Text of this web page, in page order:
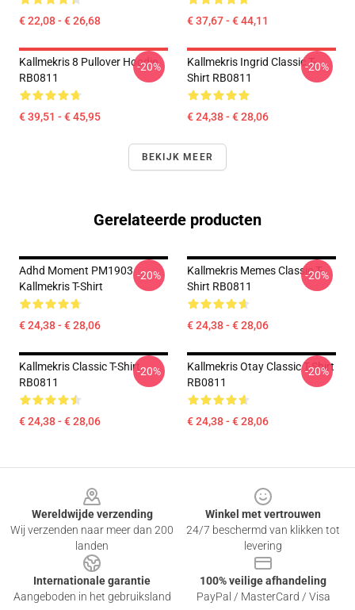
€ 22,08 - € 26,68 € 37,67 - € 44,11
Kallmekris 8 Pullover Hoodie
RB0811
€ 39,51 - € 45,95
-20%
Kallmekris Ingrid Classic T-
Shirt RB0811
€ 24,38 - € 28,06
-20%
BEKIJK MEER
Gerelateerde producten
Adhd Moment PM1903
Kallmekris T-Shirt
€ 24,38 - € 28,06
-20%
Kallmekris Memes Classic T-
Shirt RB0811
€ 24,38 - € 28,06
-20%
Kallmekris Classic T-Shirt
RB0811
€ 24,38 - € 28,06
-20%
Kallmekris Otay Classic T-Shirt
RB0811
€ 24,38 - € 28,06
-20%
Wereldwijde verzending
Wij verzenden naar meer dan 200
landen
Winkel met vertrouwen
24/7 beschermd van klikken tot
levering
Internationale garantie
Aangeboden in het gebruiksland
100% veilige afhandeling
PayPal / MasterCard / Visa